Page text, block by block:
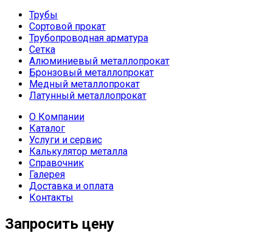
Трубы
Сортовой прокат
Трубопроводная арматура
Сетка
Алюминиевый металлопрокат
Бронзовый металлопрокат
Медный металлопрокат
Латунный металлопрокат
О Компании
Каталог
Услуги и сервис
Калькулятор металла
Справочник
Галерея
Доставка и оплата
Контакты
Запросить цену